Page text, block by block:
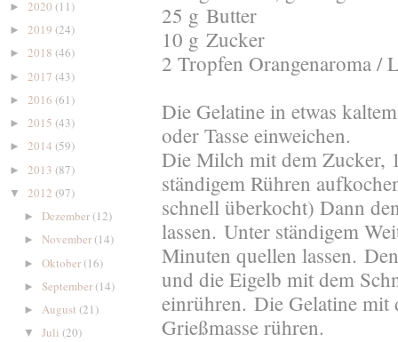
► 2020 (11)
► 2019 (24)
► 2018 (46)
► 2017 (43)
► 2016 (61)
► 2015 (43)
► 2014 (59)
► 2013 (87)
▼ 2012 (97)
► Dezember(12)
► November(14)
► Oktober(16)
► September(14)
► August (21)
▼ Juli (20)
25 g Butter
10 g Zucker
2 Tropfen Orangenaroma /
Die Gelatine in etwas
oder Tasse einweichen.
Die Milch mit dem Zucker,
ständigem Rühren
schnell überkocht) Dann
lassen. Unter ständigem
Minuten quellen lassen.
und die Eigelb mit dem
einrühren. Die Gelatine mit
Grießmasse rühren.